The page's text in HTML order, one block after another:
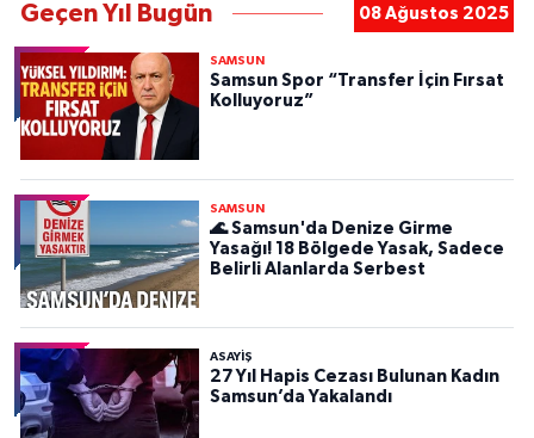
Geçen Yıl Bugün 08 Ağustos 2025
SAMSUN
Samsun Spor “Transfer İçin Fırsat
Kolluyoruz”
SAMSUN
🌊 Samsun'da Denize Girme
Yasağı! 18 Bölgede Yasak, Sadece
Belirli Alanlarda Serbest
ASAYIŞ
27 Yıl Hapis Cezası Bulunan Kadın
Samsun’da Yakalandı